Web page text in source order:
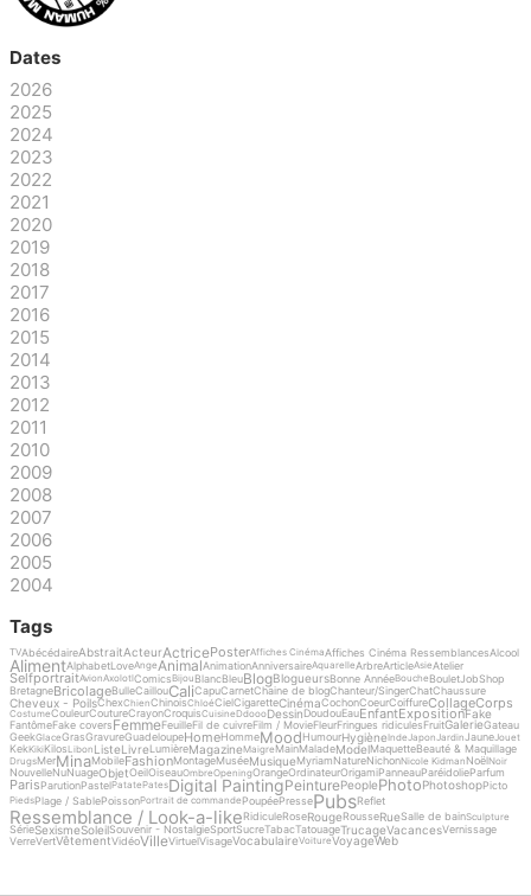
Dates
2026
2025
2024
2023
2022
2021
2020
2019
2018
2017
2016
2015
2014
2013
2012
2011
2010
2009
2008
2007
2006
2005
2004
Tags
TVAbécédaireAbstraitActeurActricePosterAffiches CinémaAffiches Cinéma RessemblancesAlcool
AlimentAlphabetLoveAnge AnimalAnimationAnniversaireAquarelleArbreArticleAsieAtelier
SelfportraitAvionAxolotlComicsBijou BlancBleuBlogBlogueursBonne AnnéeBouche BouletJobShop
BretagneBricolageBulleCaillouCaliCapuCarnetChaine de blogChanteur/SingerChatChaussure
Cheveux - PoilsChexChienChinoisChloéCielCigaretteCinémaCochonCoeurCoiffureCollageCorps
CostumeCouleurCoutureCrayonCroquisCuisineDdoooDessinDoudouEauEnfantExpositionFake
FantômeFake coversFemmeFeuilleFil de cuivreFilm / MovieFleurFringues ridiculesFruitGalerieGateau
GeekGlaceGrasGravureGuadeloupeHomeHommeMoodHumourHygièneInde Japon JardinJaune Jouet
KekKikiKilosLibon ListeLivreLumièreMagazineMaigre MainMaladeModelMaquetteBeauté & Maquillage
DrugsMerMinaMobileFashionMontageMuséeMusiqueMyriamNatureNichonNicole Kidman Noël Noir
NouvelleNuNuageObjetOeilOiseauOmbreOpeningOrangeOrdinateurOrigamiPanneauParéidolieParfum
ParisParutionPastelPatatePatesDigital PaintingPeinturePeoplePhotoPhotoshopPicto
PiedsPlage / SablePoissonPortrait de commande PoupéePressePubsReflet
Ressemblance / Look-a-likeRidiculeRoseRougeRousseRueSalle de bainSculpture
SérieSexismeSoleilSouvenir - NostalgieSportSucreTabacTatouageTrucageVacancesVernissage
VerreVertVêtementVidéoVilleVirtuelVisageVocabulaireVoitureVoyageWeb